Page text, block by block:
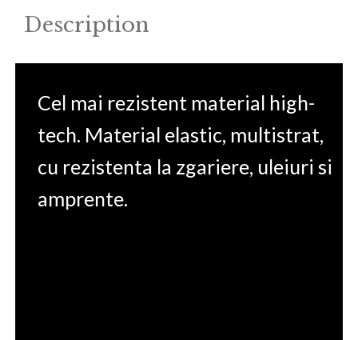
Description
Cel mai rezistent material high-
tech. Material elastic, multistrat,
cu rezistenta la zgariere, uleiuri si
amprente.